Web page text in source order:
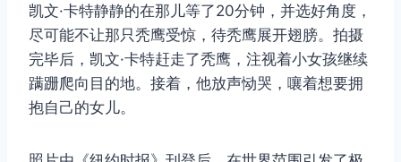
凯文·卡特静静的在那儿等了20分钟，并选好角度，
尽可能不让那只秃鹰受惊，待秃鹰展开翅膀。拍摄
完毕后，凯文·卡特赶走了秃鹰，注视着小女孩继续
蹒跚爬向目的地。接着，他放声恸哭，嚷着想要拥
抱自己的女儿。